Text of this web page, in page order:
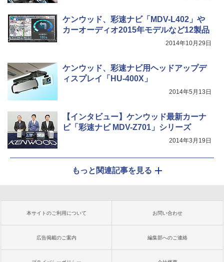
ケンウッド、彩速ナビ「MDV-L402」や
カーオーディオ2015年モデルなど12製品
2014年10月29日
ケンウッド、彩速ナビ用ヘッドアップデ
ィスプレイ「HU-400X」
2014年5月13日
【インタビュー】ケンウッド最新カーナ
ビ「彩速ナビ MDV-Z701」シリーズ
2014年3月19日
もっと関連記事を見る
本サイトのご利用について お問い合わせ
広告掲載のご案内 編集部へのご連絡